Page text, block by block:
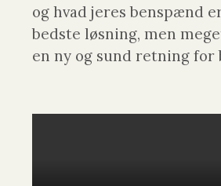
og hvad jeres benspænd
bedste løsning, men
en ny og sund retning for